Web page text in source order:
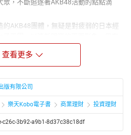
眾，不斷追逐著AKB48活動的點點滴
AKB48團體，無疑是對疲弱的日本經
定校園為主體的概念，打造出不同偶像
的細胞分裂，不斷地在日本國內與鄰近
成了世界級的偶像天團模式。
」與「未完成型」兩個重元素，使
姑娘情結」的最大展現，「想要去為某
性還是女性、年輕或是年長，或許是模
的心情、或許是欣慰地鼓勵這些跌跌撞
論那一種心情都能在AKB48當中找到自
查看更多
版有限公司
樂天Kobo電子書 商業理財 投資理財
c26c-3b92-a9b1-8d37c38c18df